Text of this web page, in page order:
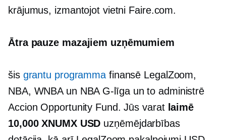
krājumus, izmantojot vietni Faire.com.
Ātra pauze mazajiem uzņēmumiem
šis grantu programma finansē LegalZoom,
NBA, WNBA un NBA G-līgaun to administrē
Accion Opportunity Fund. Jūs varat laimē
10,000 XNUMX USD uzņēmējdarbības